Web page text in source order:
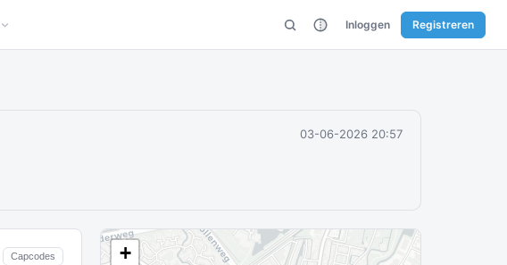
Inloggen Registreren
03-06-2026 20:57
Capcodes
+